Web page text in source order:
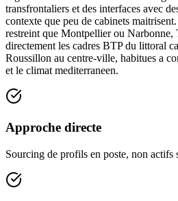
transfrontaliers et des interfaces avec
contexte que peu de cabinets
restreint que Montpellier ou Narbonne,
directement les cadres BTP du littoral
Roussillon au centre-ville, habitues a
et le climat mediterraneen.
Approche directe
Sourcing de profils en poste, non actifs